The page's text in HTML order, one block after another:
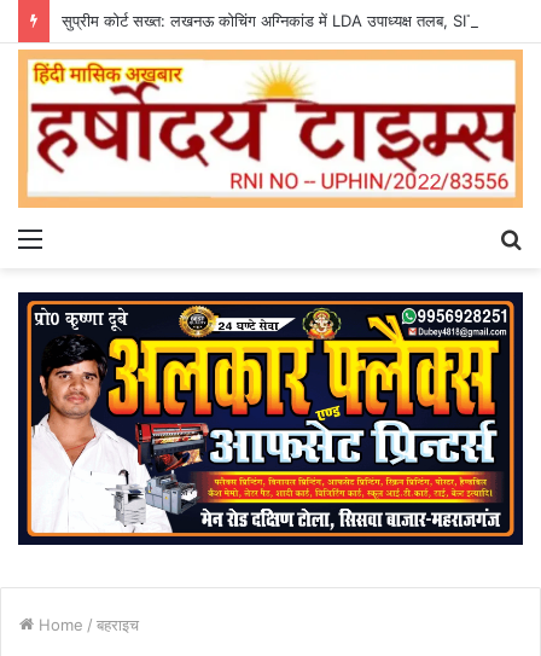
Menu
Home / बहराइच